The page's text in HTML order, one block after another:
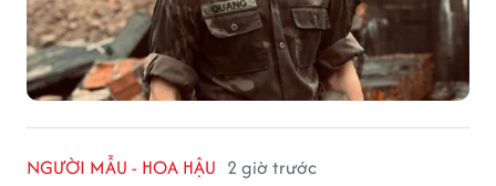
NGƯỜI MẪU - HOA HẬU 2 giờ trước